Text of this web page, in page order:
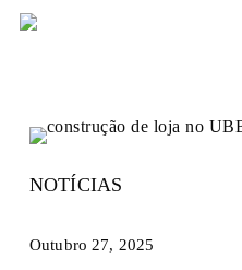
Skip
NOTÍCIAS
Outubro 27, 2025